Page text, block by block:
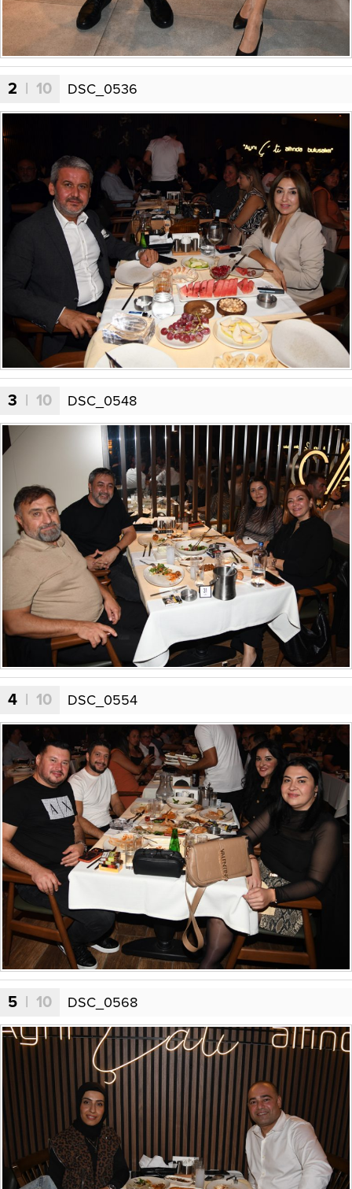
2 | 10 DSC_0536
3 | 10 DSC_0548
4 | 10 DSC_0554
5 | 10 DSC_0568